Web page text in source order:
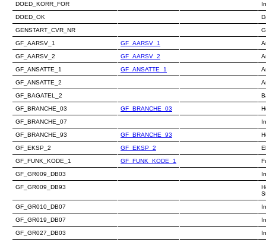
DOED_KORR_FOR
DOED_OK
GENSTART_CVR_NR
GF_AARSV_1
GF_AARSV_1
GF_AARSV_2
GF_AARSV_2
GF_ANSATTE_1
GF_ANSATTE_1
GF_ANSATTE_2
GF_BAGATEL_2
GF_BRANCHE_03
GF_BRANCHE_03
GF_BRANCHE_07
GF_BRANCHE_93
GF_BRANCHE_93
GF_EKSP_2
GF_EKSP_2
GF_FUNK_KODE_1
GF_FUNK_KODE_1
GF_GR009_DB03
GF_GR009_DB93
GF_GR010_DB07
GF_GR019_DB07
GF_GR027_DB03